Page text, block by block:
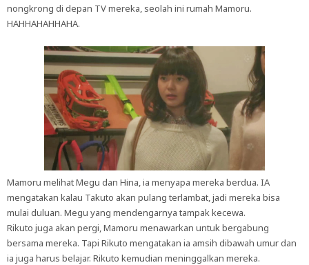
nongkrong di depan TV mereka, seolah ini rumah Mamoru.
HAHHAHAHHAHA.
Mamoru melihat Megu dan Hina, ia menyapa mereka berdua. IA
mengatakan kalau Takuto akan pulang terlambat, jadi mereka bisa
mulai duluan. Megu yang mendengarnya tampak kecewa.
Rikuto juga akan pergi, Mamoru menawarkan untuk bergabung
bersama mereka. Tapi Rikuto mengatakan ia amsih dibawah umur dan
ia juga harus belajar. Rikuto kemudian meninggalkan mereka.